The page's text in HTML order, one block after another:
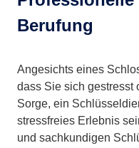
Berufung
Angesichts eines
dass Sie sich gestresst
Sorge, ein
stressfreies Erlebnis
und sachkundigen